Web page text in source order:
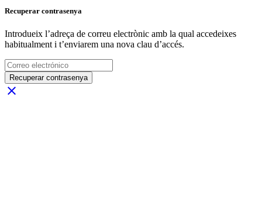
Recuperar contrasenya
Introdueix l’adreça de correu electrònic amb la qual accedeixes
habitualment i t’enviarem una nova clau d’accés.
Recuperar contrasenya
close